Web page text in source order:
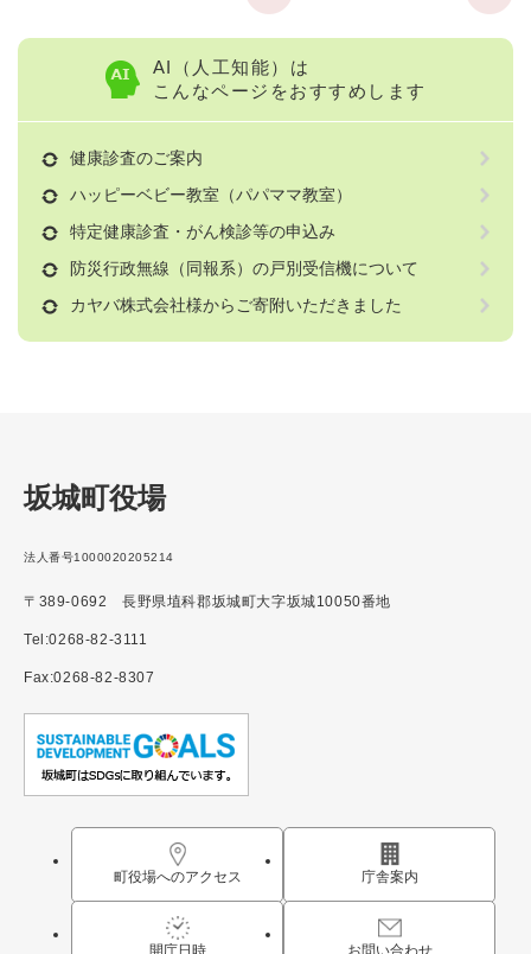
AI（人工知能）は
こんなページをおすすめします
健康診査のご案内
ハッピーベビー教室（パパママ教室）
特定健康診査・がん検診等の申込み
防災行政無線（同報系）の戸別受信機について
カヤバ株式会社様からご寄附いただきました
坂城町役場
法人番号1000020205214
〒389-0692 長野県埴科郡坂城町大字坂城10050番地
Tel:0268-82-3111
Fax:0268-82-8307
町役場へのアクセス 庁舎案内
開庁日時 お問い合わせ